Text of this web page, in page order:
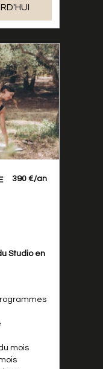
390 €/an
Studio en
mois